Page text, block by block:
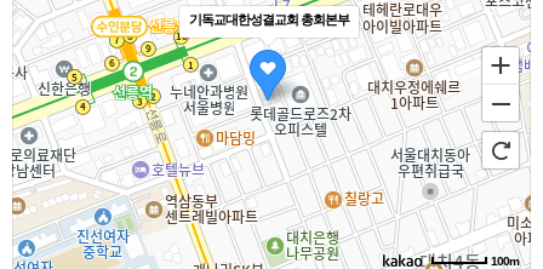
기독교대한성결교회 총회본부
100m